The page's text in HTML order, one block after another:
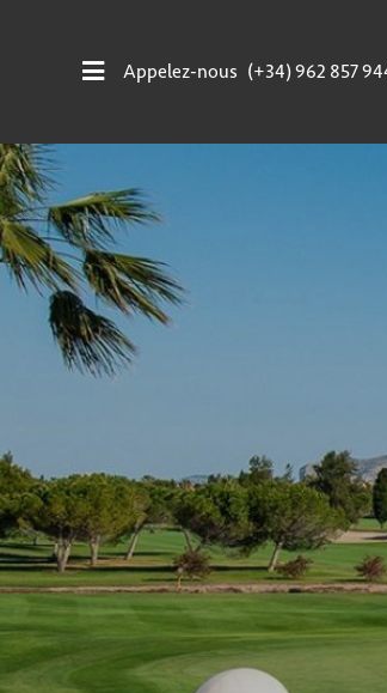
Appelez-nous (+34) 962 857